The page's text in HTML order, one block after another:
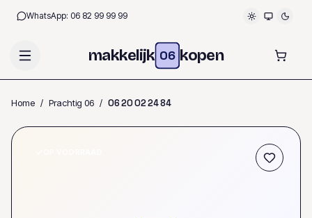
WhatsApp: 06 82 99 99 99
makkelijk 06 kopen
Home / Prachtig 06 / 0620022484